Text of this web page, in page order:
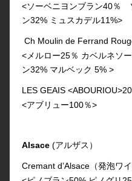
<ソーベニヨンブラン40％
ン32% ミュスカデル11%>
Ch Moulin de Ferrand
<メルロー25％ カベルネソ
ン32% マルベック 5% >
LES GEAIS
<アブリュー100％>
Alsace (アルザス）
Cremant dʼAlsace（発泡ワイ